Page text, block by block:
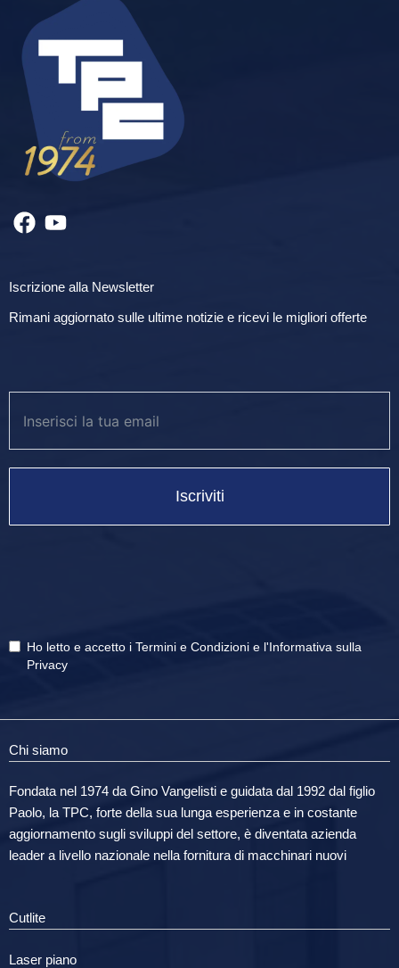
Iscrizione alla Newsletter
Rimani aggiornato sulle ultime notizie e ricevi le migliori offerte
Iscriviti
Ho letto e accetto i Termini e Condizioni e l'Informativa sulla
Privacy
Chi siamo
Fondata nel 1974 da Gino Vangelisti e guidata dal 1992 dal figlio
Paolo, la TPC, forte della sua lunga esperienza e in costante
aggiornamento sugli sviluppi del settore, è diventata azienda
leader a livello nazionale nella fornitura di macchinari nuovi
Cutlite
Laser piano